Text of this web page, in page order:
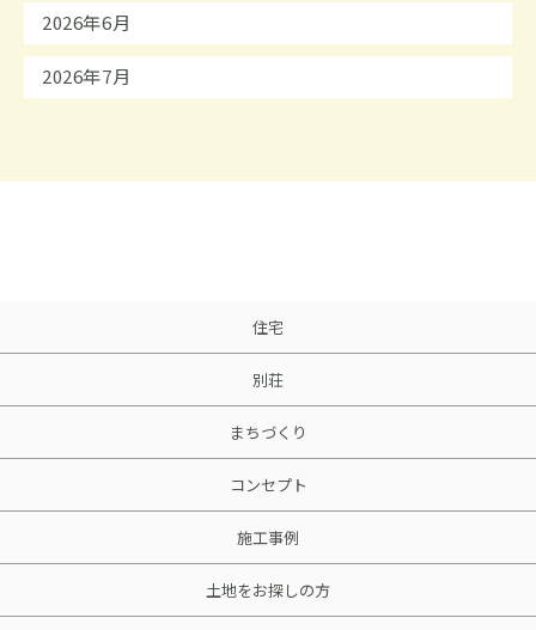
2026年6月
2026年7月
住宅
別荘
まちづくり
コンセプト
施工事例
土地をお探しの方